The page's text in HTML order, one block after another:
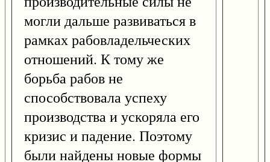
могли дальше развиваться в
рамках рабовладельческих
отношений. К тому же
борьба рабов не
способствовала успеху
производства и ускоряла его
кризис и падение. Поэтому
были найдены новые формы